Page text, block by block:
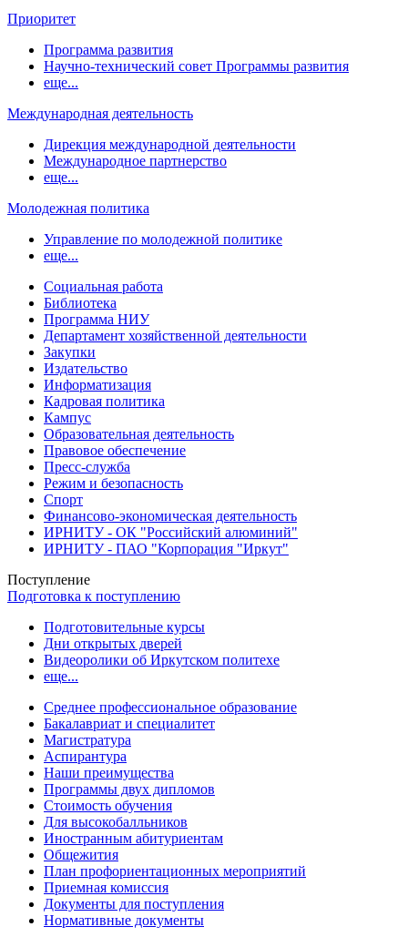
Приоритет
Программа развития
Научно-технический совет Программы развития
еще...
Международная деятельность
Дирекция международной деятельности
Международное партнерство
еще...
Молодежная политика
Управление по молодежной политике
еще...
Социальная работа
Библиотека
Программа НИУ
Департамент хозяйственной деятельности
Закупки
Издательство
Информатизация
Кадровая политика
Кампус
Образовательная деятельность
Правовое обеспечение
Пресс-служба
Режим и безопасность
Спорт
Финансово-экономическая деятельность
ИРНИТУ - ОК "Российский алюминий"
ИРНИТУ - ПАО "Корпорация "Иркут"
Поступление
Подготовка к поступлению
Подготовительные курсы
Дни открытых дверей
Видеоролики об Иркутском политехе
еще...
Cреднее профессиональное образование
Бакалавриат и специалитет
Магистратура
Аспирантура
Наши преимущества
Программы двух дипломов
Стоимость обучения
Для высокобалльников
Иностранным абитуриентам
Общежития
План профориентационных мероприятий
Приемная комиссия
Документы для поступления
Нормативные документы